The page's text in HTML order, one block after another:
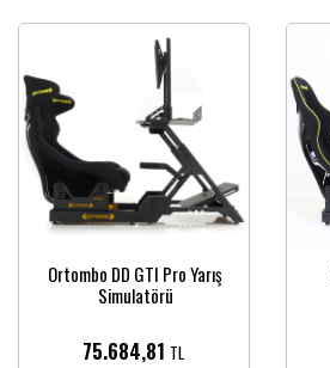
Ortombo DD GTI Pro Yarış
Simulatörü
75.684,81 TL